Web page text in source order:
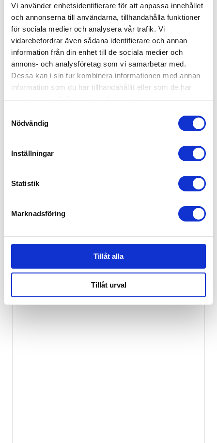
Vi använder enhetsidentifierare för att anpassa innehållet
och annonserna till användarna, tillhandahålla funktioner
för sociala medier och analysera vår trafik. Vi
vidarebefordrar även sådana identifierare och annan
information från din enhet till de sociala medier och
annons- och analysföretag som vi samarbetar med.
Dessa kan i sin tur kombinera informationen med annan
information som du har tillhandahållit eller som de har
samlat in när du har använt deras tjänster.
Nödvändig
Inställningar
Statistik
Marknadsföring
Tillåt alla
Tillåt urval
Största storlek på babynestet: 85 × 30 cm (5 cm längre
än tidigare versioner av SleepCarrier)
Höjd: 20 cm
Madrass/lekmatta (helt utfälld): 111×66 cm
Stabiliserande bräda: 58 × 25 cm (Den längsta
SleepCarrier hittills)
SleepCarrier vikt: 1,5 kg
Innan du bär eller lyfter måste du se till att båda
handtagen är fastsatta med handtagsremmen.
Snörena måste dras åt maximalt för att undvika risken
att barnet rullar ut ur SleepCarrier.